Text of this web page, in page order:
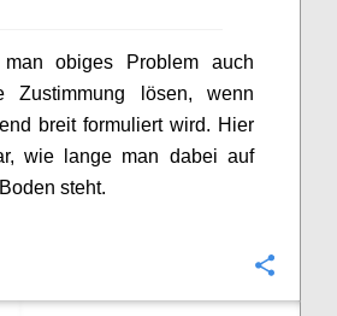
obiges Problem auch
Zustimmung lösen, wenn
breit formuliert wird. Hier
wie lange man dabei auf
steht.